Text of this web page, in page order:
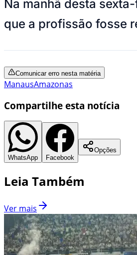
Na manhã desta
que a profissão fosse
Comunicar erro nesta matéria
ManausAmazonas
Compartilhe esta notícia
WhatsApp Facebook
Opções
Leia Também
Ver mais